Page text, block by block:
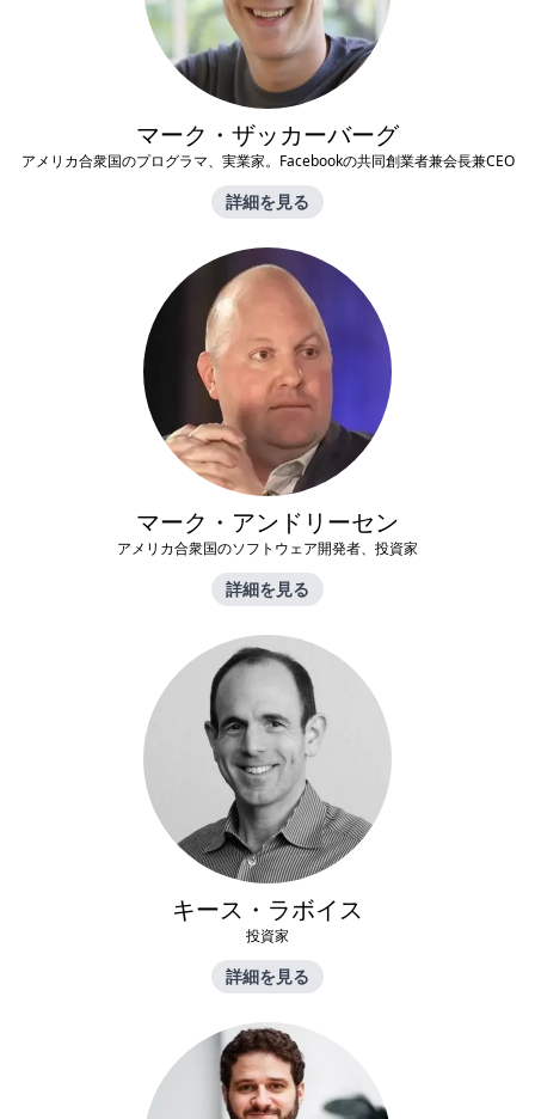
マーク・ザッカーバーグ
アメリカ合衆国のプログラマ、実業家。Facebookの共同創業者兼会長兼CEO
詳細を見る
マーク・アンドリーセン
アメリカ合衆国のソフトウェア開発者、投資家
詳細を見る
キース・ラボイス
投資家
詳細を見る